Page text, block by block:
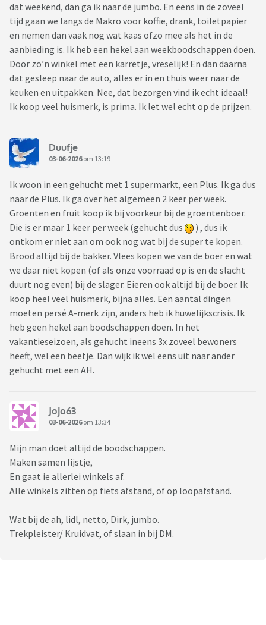
dat weekend, dan ga ik naar de jumbo. En eens in de zoveel
tijd gaan we langs de Makro voor koffie, drank, toiletpapier
en nemen dan vaak nog wat kaas ofzo mee als het in de
aanbieding is. Ik heb een hekel aan weekboodschappen doen.
Door zo’n winkel met een karretje, vreselijk! En dan daarna
dat gesleep naar de auto, alles er in en thuis weer naar de
keuken en uitpakken. Nee, dat bezorgen vind ik echt ideaal!
Ik koop veel huismerk, is prima. Ik let wel echt op de prijzen.
Duufje
03-06-2026om 13:19
Ik woon in een gehucht met 1 supermarkt, een Plus. Ik ga dus
naar de Plus. Ik ga over het algemeen 2 keer per week.
Groenten en fruit koop ik bij voorkeur bij de groentenboer.
Die is er maar 1 keer per week (gehucht dus
) , dus ik
ontkom er niet aan om ook nog wat bij de super te kopen.
Brood altijd bij de bakker. Vlees kopen we van de boer en wat
we daar niet kopen (of als onze voorraad op is en de slacht
duurt nog even) bij de slager. Eieren ook altijd bij de boer. Ik
koop heel veel huismerk, bijna alles. Een aantal dingen
moeten persé A-merk zijn, anders heb ik huwelijkscrisis. Ik
heb geen hekel aan boodschappen doen. In het
vakantieseizoen, als gehucht ineens 3x zoveel bewoners
heeft, wel een beetje. Dan wijk ik wel eens uit naar ander
gehucht met een AH.
Jojo63
03-06-2026om 13:34
Mijn man doet altijd de boodschappen.
Maken samen lijstje,
En gaat ie allerlei winkels af.
Alle winkels zitten op fiets afstand, of op loopafstand.
Wat bij de ah, lidl, netto, Dirk, jumbo.
Trekpleister/ Kruidvat, of slaan in bij DM.